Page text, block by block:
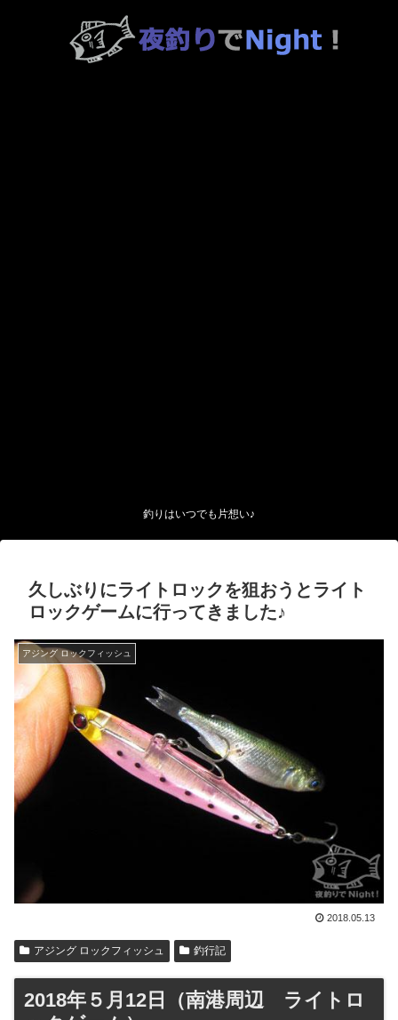
釣りはいつでも片想い♪
久しぶりにライトロックを狙おうとライト
ロックゲームに行ってきました♪
アジング ロックフィッシュ
2018.05.13
アジング ロックフィッシュ 釣行記
2018年５月12日（南港周辺 ライトロ